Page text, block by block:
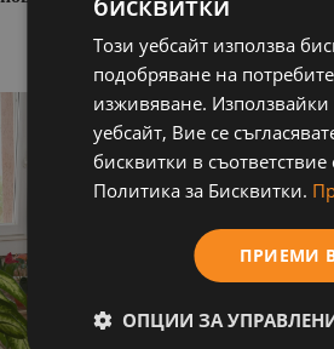
Този уебсайт използва
подобряване на
изживяване.
уебсайт, Вие се
бисквитки в
Политика за Бисквитки.
ПРИЕМИ
ОПЦИИ ЗА